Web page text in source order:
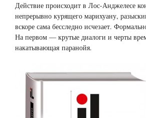
Действие происходит в Лос-Анджелесе
непрерывно курящего марихуану,
вскоре сама бесследно исчезает.
На первом — крутые диалоги и черты
накатывающая паранойя.